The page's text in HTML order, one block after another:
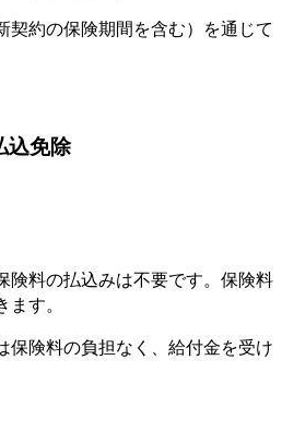
契約の保険期間を含む）を通じて
込免除
険料の払込みは不要です。保険料
す。
保険料の負担なく、給付金を受け